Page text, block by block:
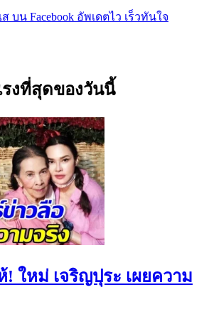
บน Facebook อัพเดตไว เร็วทันใจ
งที่สุดของวันนี้
! ใหม่ เจริญปุระ เผยความ